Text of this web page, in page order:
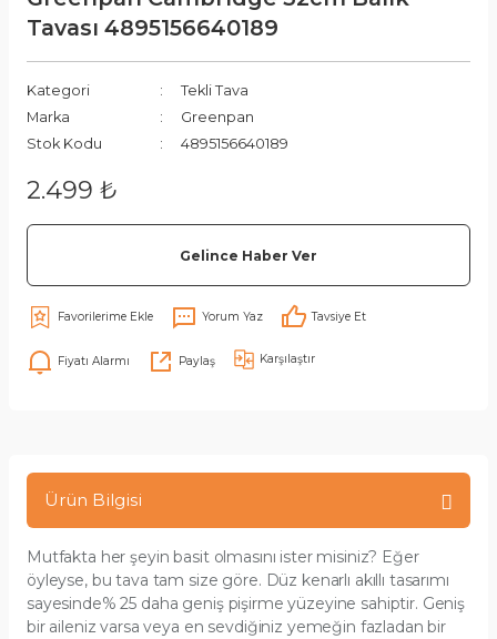
Tavası 4895156640189
Kategori
Tekli Tava
Marka
Greenpan
Stok Kodu
4895156640189
2.499 ₺
Gelince Haber Ver
Yorum Yaz Tavsiye Et
Fiyatı Alarmı Paylaş Karşılaştır
Ürün Bilgisi
Mutfakta her şeyin basit olmasını ister misiniz? Eğer
öyleyse, bu tava tam size göre. Düz kenarlı akıllı tasarımı
sayesinde% 25 daha geniş pişirme yüzeyine sahiptir. Geniş
bir aileniz varsa veya en sevdiğiniz yemeğin fazladan bir